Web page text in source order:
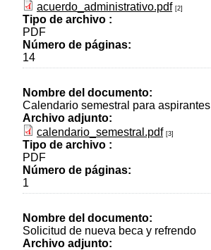
acuerdo_administrativo.pdf [2]
Tipo de archivo :
PDF
Número de páginas:
14
Nombre del documento:
Calendario semestral para aspirantes
Archivo adjunto:
calendario_semestral.pdf [3]
Tipo de archivo :
PDF
Número de páginas:
1
Nombre del documento:
Solicitud de nueva beca y refrendo
Archivo adjunto: